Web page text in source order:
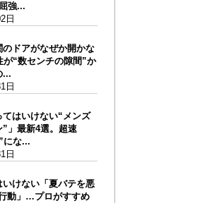
強...
日
ドアがなぜか開かな
“数センチの隙間”か
...
日
てはいけない“メンズ
”」最新4選。超速
にな...
日
けない「夏バテを悪
動」…プロがすすめ